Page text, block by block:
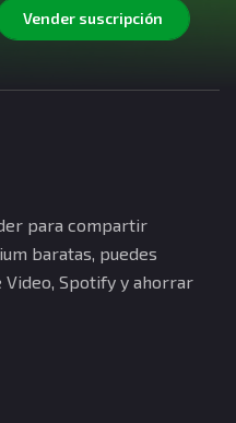
Vender suscripción
para compartir
baratas, puedes
Spotify y ahorrar